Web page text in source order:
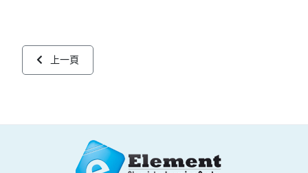
上一篇文章: F.3 CHEM REGULAR COURSE
上一頁